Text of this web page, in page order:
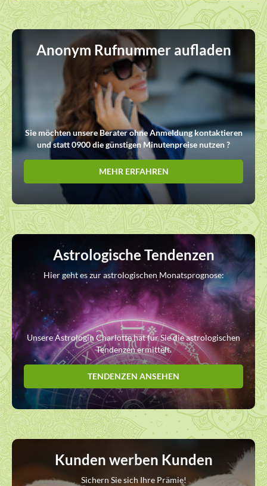
Anonym Rufnummer aufladen
Sie möchten unsere Berater ohne Anmeldung kontaktieren
und statt 0900 die günstigen Minutenpreise nutzen ?
MEHR ERFAHREN
Astrologische Tendenzen
Hier geht es zur astrologischen Monatsprognose:
Unsere Astrologin Charlotte hat für Sie die astrologischen
Tendenzen ermittelt.
TENDENZEN ANSEHEN
Kunden werben Kunden
Sichern Sie sich Ihre Prämie!